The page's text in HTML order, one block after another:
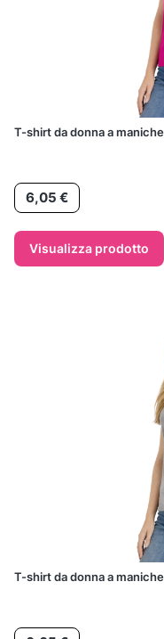
T-shirt da donna a
Prezzo
6,05 €
Visualizza prodotto
T-shirt da donna a
Prezzo